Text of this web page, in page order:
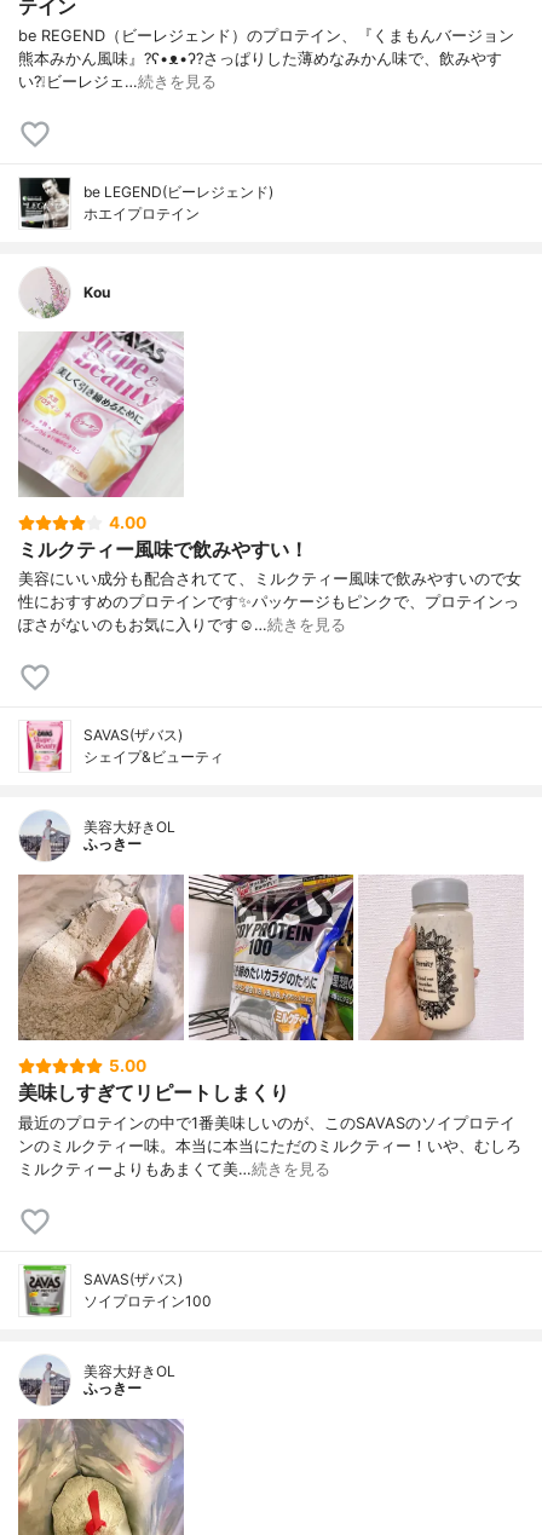
テイン
be REGEND（ビーレジェンド）のプロテイン、『くまもんバージョン
熊本みかん風味』?ʕ•ᴥ•ʔ?さっぱりした薄めなみかん味で、飲みやす
い?❕ビーレジェ…続きを見る
be LEGEND(ビーレジェンド)
ホエイプロテイン
Kou
4.00
ミルクティー風味で飲みやすい！
美容にいい成分も配合されてて、ミルクティー風味で飲みやすいので女
性におすすめのプロテインです✨パッケージもピンクで、プロテインっ
ぽさがないのもお気に入りです☺️…続きを見る
SAVAS(ザバス)
シェイプ&ビューティ
美容大好きOL
ふっきー
5.00
美味しすぎてリピートしまくり
最近のプロテインの中で1番美味しいのが、このSAVASのソイプロテイ
ンのミルクティー味。本当に本当にただのミルクティー！いや、むしろ
ミルクティーよりもあまくて美…続きを見る
SAVAS(ザバス)
ソイプロテイン100
美容大好きOL
ふっきー